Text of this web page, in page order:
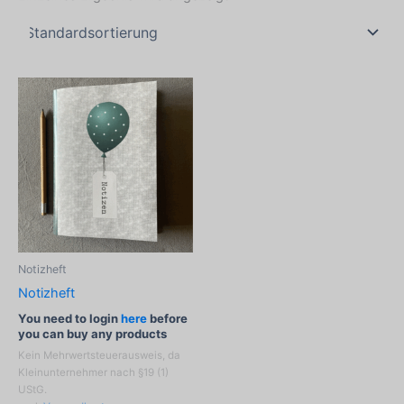
Notizheft
Notizheft
You need to loginherebefore
you can buy any products
Kein Mehrwertsteuerausweis, da
Kleinunternehmer nach §19 (1)
UStG.